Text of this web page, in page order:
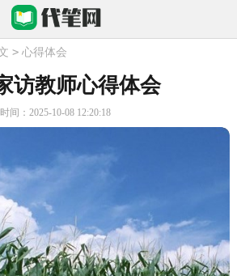
> 心得体会
访教师心得体会
时间：2025-10-08 12:20:18